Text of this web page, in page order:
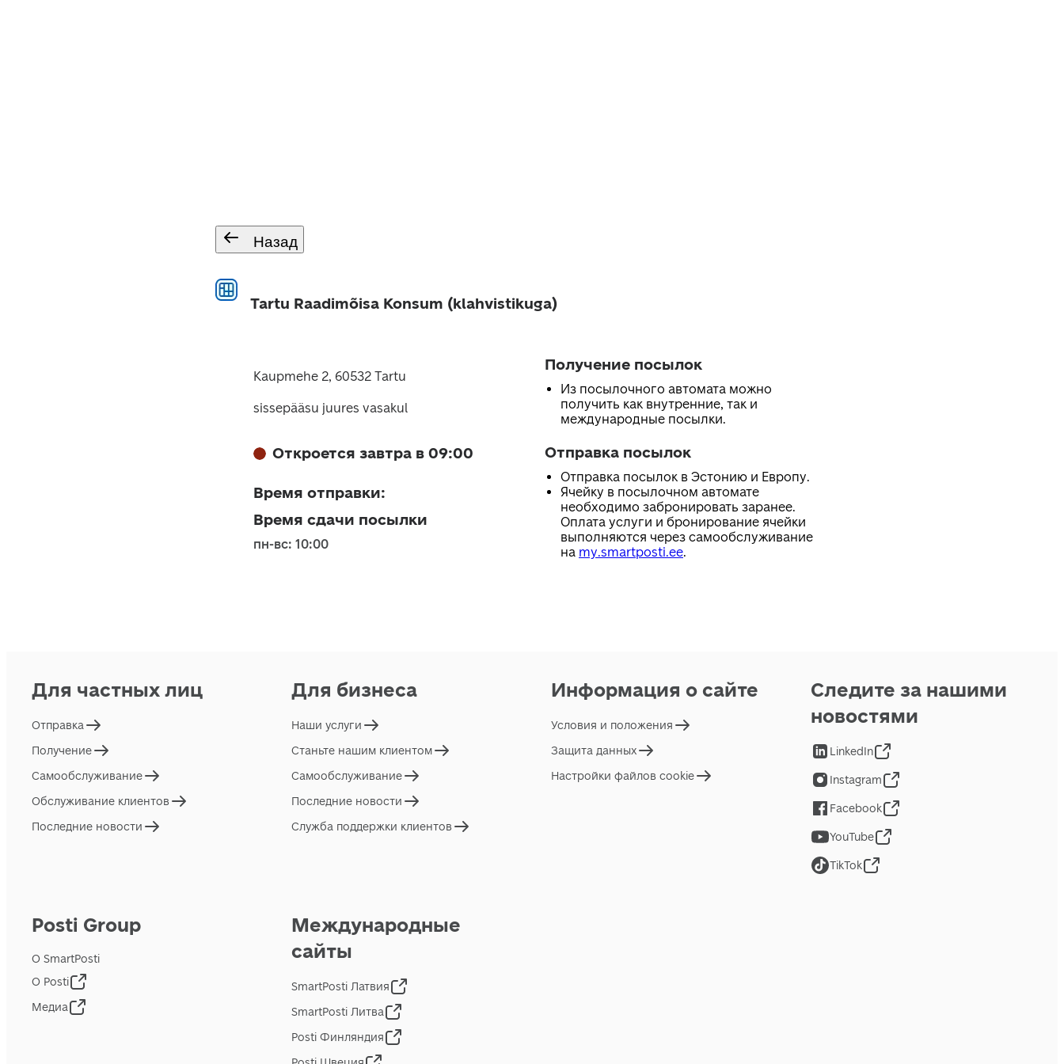
Назад
Tartu Raadimõisa Konsum (klahvistikuga)
Kaupmehe 2, 60532 Tartu
sissepääsu juures vasakul
Откроется завтра в 09:00
Время отправки:
Время сдачи посылки
пн-вс: 10:00
Получение посылок
Из посылочного автомата можно
получить как внутренние, так и
международные посылки.
Отправка посылок
Отправка посылок в Эстонию и Европу.
Ячейку в посылочном автомате
необходимо забронировать заранее.
Оплата услуги и бронирование ячейки
выполняются через самообслуживание
на my.smartposti.ee.
Для частных лиц
Отправка
Получение
Самообслуживание
Обслуживание клиентов
Последние новости
Для бизнеса
Наши услуги
Станьте нашим клиентом
Самообслуживание
Последние новости
Служба поддержки клиентов
Информация о сайте
Условия и положения
Защита данных
Настройки файлов cookie
Posti Group
О SmartPosti
О Posti
Медиа
Международные
сайты
SmartPosti Латвия
SmartPosti Литва
Posti Финляндия
Следите за нашими
новостями
LinkedIn
Instagram
Facebook
YouTube
TikTok